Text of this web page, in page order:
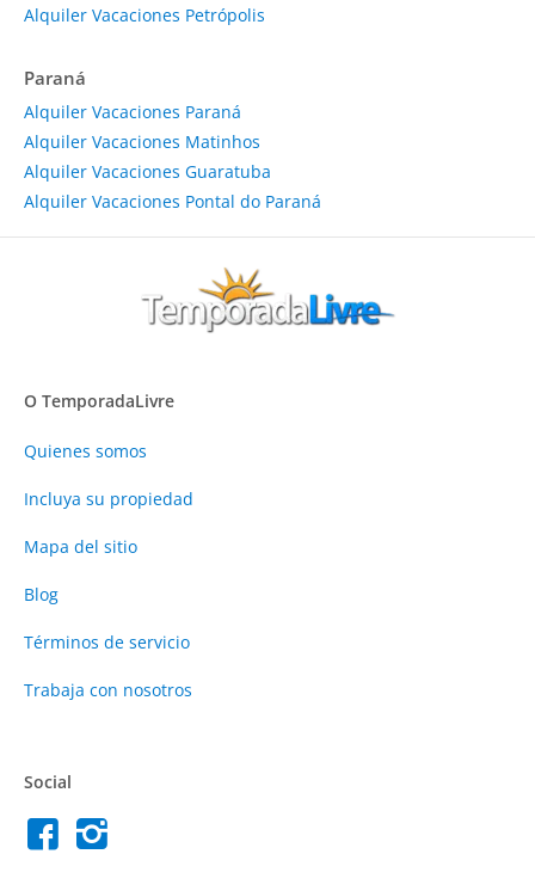
Alquiler Vacaciones Petrópolis
Paraná
Alquiler Vacaciones Paraná
Alquiler Vacaciones Matinhos
Alquiler Vacaciones Guaratuba
Alquiler Vacaciones Pontal do Paraná
O TemporadaLivre
Quienes somos
Incluya su propiedad
Mapa del sitio
Blog
Términos de servicio
Trabaja con nosotros
Social